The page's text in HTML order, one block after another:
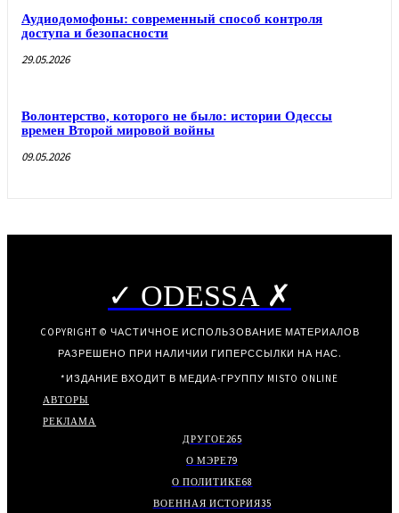
Аудиодомофоны: современный способ контроля
доступа и безопасности
29.05.2026
Волонтерство, которого не было: истории Одессы
времен Второй мировой войны
09.05.2026
✓ ODESSA ✗
COPYRIGHT © ЧАСТИЧНОЕ ИСПОЛЬЗОВАНИЕ МАТЕРИАЛОВ
РАЗРЕШЕНО ПРИ НАЛИЧИИ ГИПЕРССЫЛКИ НА НАС.
*ИЗДАНИЕ ВХОДИТ В МЕДИА-ГРУППУ MISTO ONLINE
АВТОРЫ
РЕКЛАМА
ДРУГОЕ265
О МЭРЕ79
О ПОЛИТИКЕ68
ВОЕННАЯ ИСТОРИЯ35